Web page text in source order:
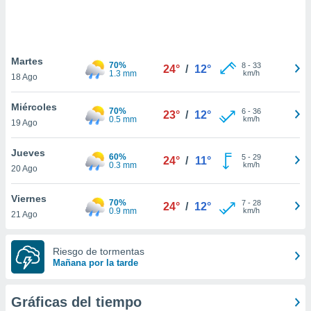
únicos
similares
como
sitio
de
posible
traten tus
en
Para
su
Martes
18 Ago
70%
1.3 mm
24° / 12° 8- 33
km/h
Miércoles
19 Ago
70%
0.5 mm
23° / 12° 6- 36
km/h
Jueves
20 Ago
60%
0.3 mm
24° / 11° 5- 29
km/h
Viernes
21 Ago
70%
0.9 mm
24° / 12° 7- 28
km/h
Riesgo de tormentas
Mañana por la tarde
Gráficas del tiempo